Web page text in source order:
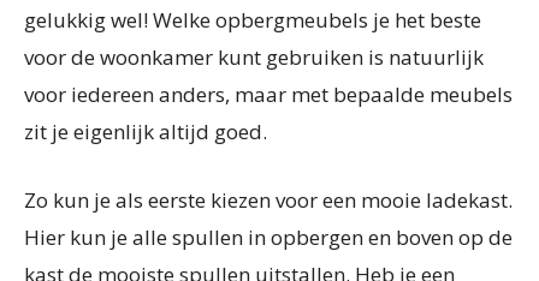
gelukkig wel! Welke opbergmeubels je het beste
voor de woonkamer kunt gebruiken is natuurlijk
voor iedereen anders, maar met bepaalde meubels
zit je eigenlijk altijd goed.
Zo kun je als eerste kiezen voor een mooie ladekast.
Hier kun je alle spullen in opbergen en boven op de
kast de mooiste spullen uitstallen. Heb je een